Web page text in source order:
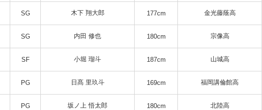
SG 木下 翔大郎 177cm 金光藤蔭高
SG 内田 修也 180cm 宗像高
SF 小堀 瑠斗 187cm 山城高
PG 日髙 里玖斗 169cm 福岡講倫館高
PG 坂ノ上 悟太郎 180cm 北陸高